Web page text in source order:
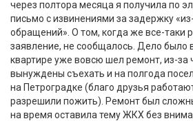
через полтора месяца я получила по
письмо с извинениями за задержку
обращений». О том, когда же все-таки
заявление, не сообщалось. Дело было
квартире уже вовсю шел ремонт, из-за
вынуждены съехать и на полгода
на Петроградке (благо друзья
разрешили пожить). Ремонт был
на время оставила тему ЖКХ без